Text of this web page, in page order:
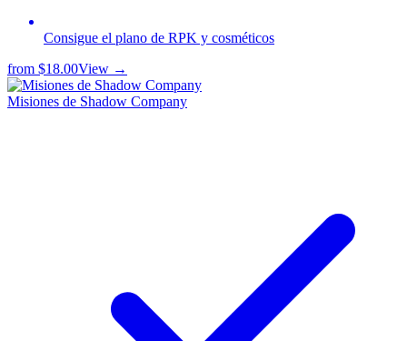
Consigue el plano de RPK y cosméticos
from $18.00View →
Misiones de Shadow Company